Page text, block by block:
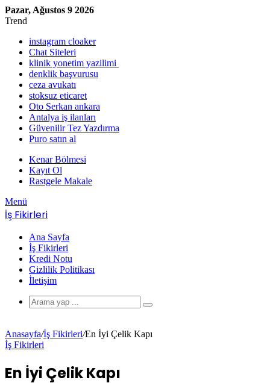
Pazar, Ağustos 9 2026
Trend
instagram cloaker
Chat Siteleri
klinik yonetim yazilimi
denklik başvurusu
ceza avukatı
stoksuz eticaret
Oto Serkan ankara
Antalya iş ilanları
Güvenilir Tez Yazdırma
Puro satın al
Kenar Bölmesi
Kayıt Ol
Rastgele Makale
Menü
İş Fikirleri
Ana Sayfa
İş Fikirleri
Kredi Notu
Gizlilik Politikası
İletişim
Anasayfa/İş Fikirleri/En İyi Çelik Kapı
İş Fikirleri
En İyi Çelik Kapı